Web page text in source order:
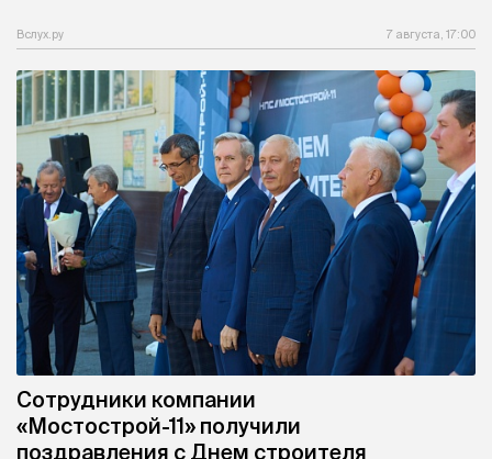
Вслух.ру 7 августа, 17:00
Сотрудники компании
«Мостострой-11» получили
поздравления с Днем строителя